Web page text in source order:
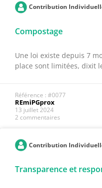
Contribution
Compostage
Une loi existe depuis 7
place sont limitées, dixit
Référence : #0077
REmiPGprox
13 juillet 2024
2 commentaires
Contribution
Transparence et